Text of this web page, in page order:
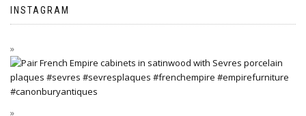
INSTAGRAM